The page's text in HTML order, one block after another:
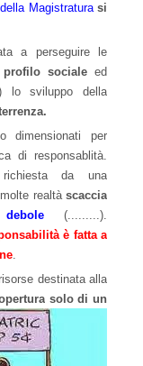
Magistratura si
a perseguire le
sociale ed
lo sviluppo della
dimensionati per
di responsablità.
da una
realtàscaccia
(.........).
è fatta a
.
destinata alla
solo di un